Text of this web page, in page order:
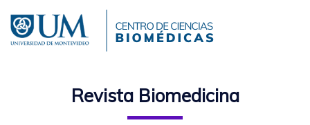
contenido
principal
Revista Biomedicina